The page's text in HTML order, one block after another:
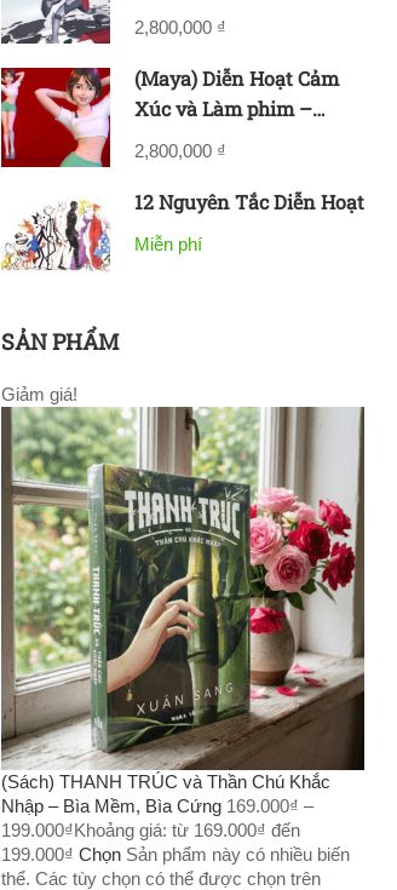
2,800,000 ₫
(Maya) Diễn Hoạt Cảm
Xúc và Làm phim –
Acting & Filmmaking
2,800,000 ₫
12 Nguyên Tắc Diễn Hoạt
Miễn phí
SẢN PHẨM
Giảm giá!
(Sách) THANH TRÚC và Thần Chú Khắc
Nhập – Bìa Mềm, Bìa Cứng 169.000₫ –
199.000₫Khoảng giá: từ 169.000₫ đến
199.000₫ Chọn Sản phẩm này có nhiều biến
thể. Các tùy chọn có thể được chọn trên